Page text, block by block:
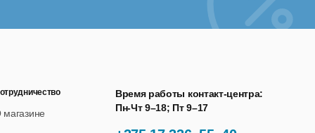
доступа ко всем возможностям "Полигон Про".
Время работы контакт-центра:
Пн-Чт 9–18; Пт 9–17